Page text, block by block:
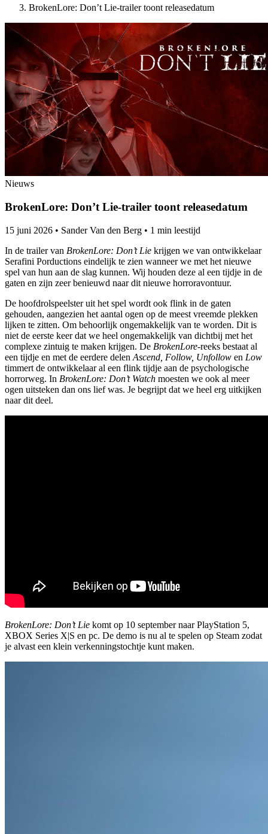
BrokenLore: Don’t Lie-trailer toont releasedatum
Nieuws
BrokenLore: Don’t Lie-trailer toont releasedatum
15 juni 2026 • Sander Van den Berg • 1 min leestijd
In de trailer van BrokenLore: Don’t Lie krijgen we van ontwikkelaar
Serafini Porductions eindelijk te zien wanneer we met het nieuwe
spel van hun aan de slag kunnen. Wij houden deze al een tijdje in de
gaten en zijn zeer benieuwd naar dit nieuwe horroravontuur.
De hoofdrolspeelster uit het spel wordt ook flink in de gaten
gehouden, aangezien het aantal ogen op de meest vreemde plekken
lijken te zitten. Om behoorlijk ongemakkelijk van te worden. Dit is
niet de eerste keer dat we heel ongemakkelijk van dichtbij met het
complexe zintuig te maken krijgen. De BrokenLore-reeks bestaat al
een tijdje en met de eerdere delen Ascend, Follow, Unfollow en Low
timmert de ontwikkelaar al een flink tijdje aan de psychologische
horrorweg. In BrokenLore: Don’t Watch moesten we ook al meer
ogen uitsteken dan ons lief was. Je begrijpt dat we heel erg uitkijken
naar dit deel.
BrokenLore: Don’t Lie komt op 10 september naar PlayStation 5,
XBOX Series X|S en pc. De demo is nu al te spelen op Steam zodat
je alvast een klein verkenningstochtje kunt maken.